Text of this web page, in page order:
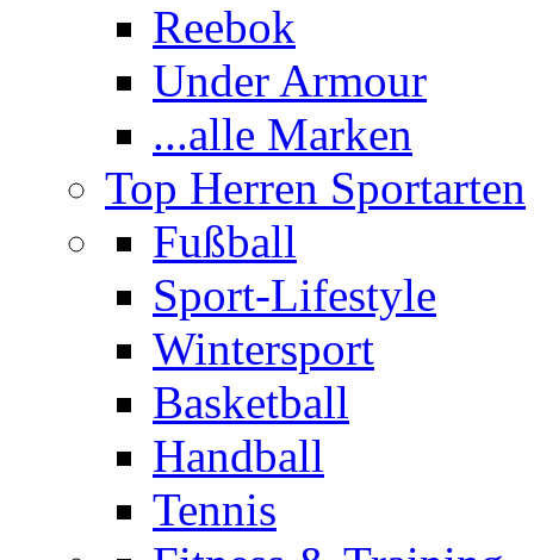
Reebok
Under Armour
...alle Marken
Top Herren Sportarten
Fußball
Sport-Lifestyle
Wintersport
Basketball
Handball
Tennis